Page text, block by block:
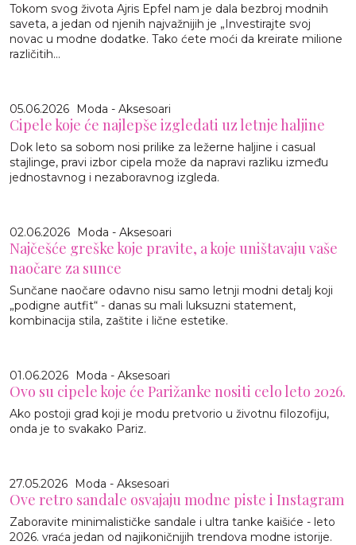
Tokom svog života Ajris Epfel nam je dala bezbroj modnih
saveta, a jedan od njenih najvažnijih je „Investirajte svoj
novac u modne dodatke. Tako ćete moći da kreirate milione
različitih...
05.06.2026 Moda - Aksesoari
Cipele koje će najlepše izgledati uz letnje haljine
Dok leto sa sobom nosi prilike za ležerne haljine i casual
stajlinge, pravi izbor cipela može da napravi razliku između
jednostavnog i nezaboravnog izgleda.
02.06.2026 Moda - Aksesoari
Najčešće greške koje pravite, a koje uništavaju vaše
naočare za sunce
Sunčane naočare odavno nisu samo letnji modni detalj koji
„podigne autfit“ - danas su mali luksuzni statement,
kombinacija stila, zaštite i lične estetike.
01.06.2026 Moda - Aksesoari
Ovo su cipele koje će Parižanke nositi celo leto 2026.
Ako postoji grad koji je modu pretvorio u životnu filozofiju,
onda je to svakako Pariz.
27.05.2026 Moda - Aksesoari
Ove retro sandale osvajaju modne piste i Instagram
Zaboravite minimalističke sandale i ultra tanke kaišiće - leto
2026. vraća jedan od najikoničnijih trendova modne istorije.